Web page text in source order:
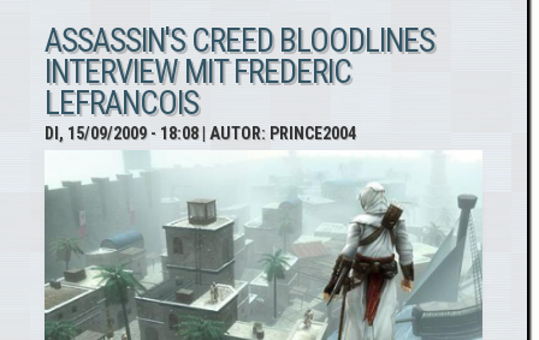
Creed:
Bloodlines
Interview
mit Dan
ASSASSIN'S CREED BLOODLINES
INTERVIEW MIT FREDERIC
LEFRANCOIS
DI, 15/09/2009 - 18:08| AUTOR: PRINCE2004